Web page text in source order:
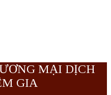
MẠI DỊCH
GIA